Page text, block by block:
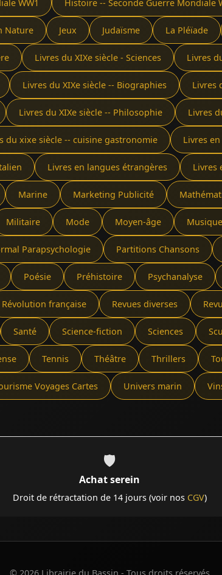
WW1 Histoire -- Seconde Guerre Mondiale
Nature Jeux Judaïsme La Pléïade
Livres du XIXe siècle - Sciences Livres
Livres du XIXe siècle -- Biographies Livres
Livres du XIXe siècle -- Philosophie Livres
du xixe siècle -- cuisine gastronomie Livres
Livres en langues étrangères Livres
Marine Marketing Publicité
Militaire Mode Moyen-âge Musique
Parapsychologie Partitions Chansons
Poésie Préhistoire Psychanalyse
Révolution française Revues diverses
Santé Science-fiction Sciences
Tennis Théâtre Thrillers
Voyages Cartes Univers marin
🛡️
Achat serein
Droit de rétractation de 14 jours (voir nos CGV)